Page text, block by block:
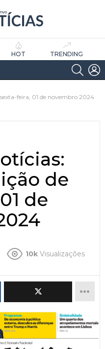
HOT TRENDING
feira, 01 de novembro 2024
de
de
10k Visualizações